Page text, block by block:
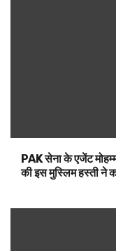
PAK सेना के एजेंट
की इस मुस्लिम हस्ती ने